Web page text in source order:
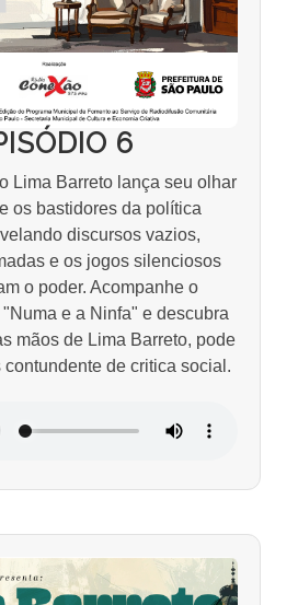
6
Lima Barreto lança seu olhar
os bastidores da política
discursos vazios,
e os jogos silenciosos
o poder. Acompanhe o
e a Ninfa" e descubra
mãos de Lima Barreto, pode
contundente de critica social.